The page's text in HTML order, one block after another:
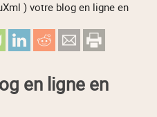
) votre blog en ligne en
en ligne en